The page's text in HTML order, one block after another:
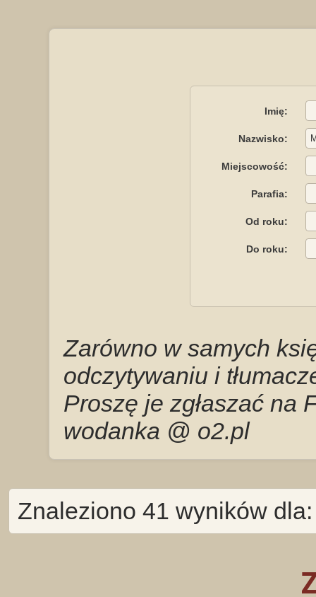
Imię:
Nazwisko:
Miejscowość:
Parafia:
Od roku:
Do roku:
Zarówno w samych
odczytywaniu i
Proszę je zgłaszać na
wodanka @ o2.pl
Znaleziono 41 wyników